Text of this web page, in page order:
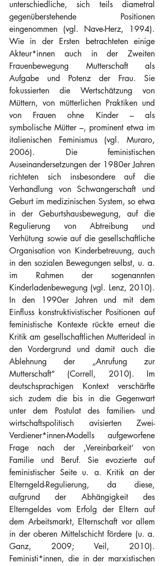
unterschiedliche, sich teils diametral
gegenüberstehende Positionen
eingenommen (vgl. Nave-Herz, 1994).
Wie in der Ersten betrachteten einige
Akteur*innen auch in der Zweiten
Frauenbewegung Mutterschaft als
Aufgabe und Potenz der Frau. Sie
fokussierten die Wertschätzung von
Müttern, von mütterlichen Praktiken und
von Frauen ohne Kinder – als
symbolische Mütter –, prominent etwa im
italienischen Feminismus (vgl. Muraro,
2006). Die feministischen
Auseinandersetzungen der 1980er Jahren
richteten sich insbesondere auf die
Verhandlung von Schwangerschaft und
Geburt im medizinischen System, so etwa
in der Geburtshausbewegung, auf die
Regulierung von Abtreibung und
Verhütung sowie auf die gesellschaftliche
Organisation von Kinderbetreuung, auch
in den sozialen Bewegungen selbst, u. a.
im Rahmen der sogenannten
Kinderladenbewegung (vgl. Lenz, 2010).
In den 1990er Jahren und mit dem
Einfluss konstruktivistischer Positionen auf
feministische Kontexte rückte erneut die
Kritik am gesellschaftlichen Mutterideal in
den Vordergrund und damit auch die
Ablehnung der „Anrufung zur
Mutterschaft“ (Correll, 2010). Im
deutschsprachigen Kontext verschärfte
sich zudem die bis in die Gegenwart
unter dem Postulat des familien- und
wirtschaftspolitisch avisierten Zwei-
Verdiener*innen-Modells aufgeworfene
Frage nach der ‚Vereinbarkeit‘ von
Familie und Beruf. Sie evozierte auf
feministischer Seite u. a. Kritik an der
Elterngeld-Regulierung, da diese,
aufgrund der Abhängigkeit des
Elterngeldes vom Erfolg der Eltern auf
dem Arbeitsmarkt, Elternschaft vor allem
in der oberen Mittelschicht fördere (u. a.
Ganz, 2009; Veil, 2010).
Feministi*innen, die in der marxistischen